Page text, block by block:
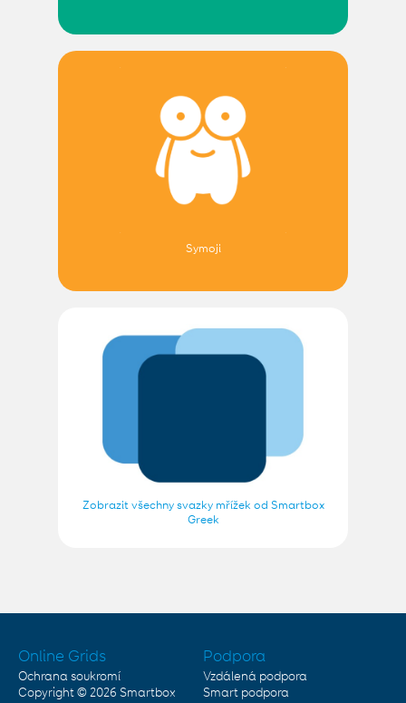
Symoji
Zobrazit všechny svazky mřížek od Smartbox
Greek
Online Grids
Ochrana soukromí
Copyright © 2026 Smartbox
Podpora
Vzdálená podpora
Smart podpora